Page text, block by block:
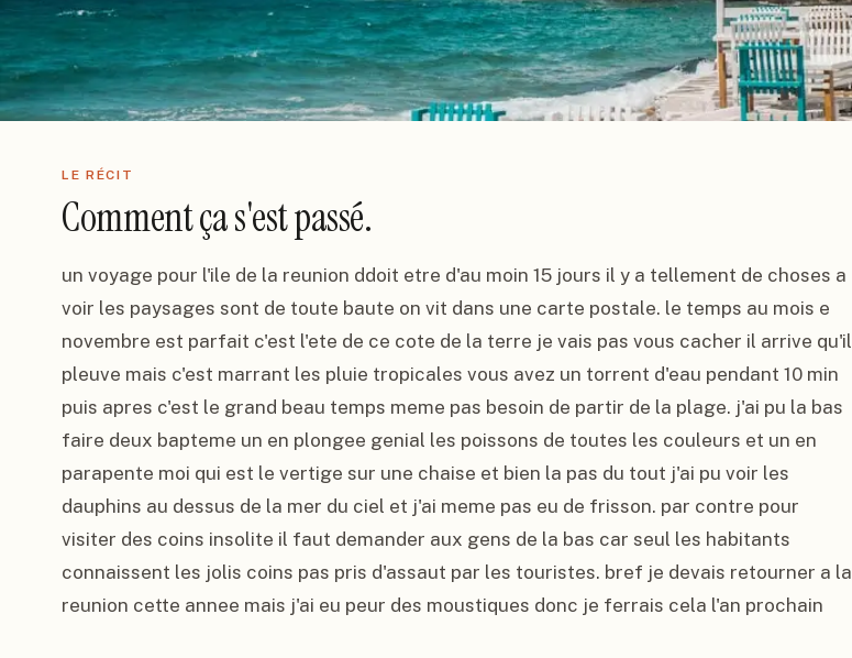
LE RÉCIT
Comment ça s'est passé.
un voyage pour l'ile de la reunion ddoit etre d'au moin 15 jours il y a tellement de choses a
voir les paysages sont de toute baute on vit dans une carte postale. le temps au mois e
novembre est parfait c'est l'ete de ce cote de la terre je vais pas vous cacher il arrive qu'il
pleuve mais c'est marrant les pluie tropicales vous avez un torrent d'eau pendant 10 min
puis apres c'est le grand beau temps meme pas besoin de partir de la plage. j'ai pu la bas
faire deux bapteme un en plongee genial les poissons de toutes les couleurs et un en
parapente moi qui est le vertige sur une chaise et bien la pas du tout j'ai pu voir les
dauphins au dessus de la mer du ciel et j'ai meme pas eu de frisson. par contre pour
visiter des coins insolite il faut demander aux gens de la bas car seul les habitants
connaissent les jolis coins pas pris d'assaut par les touristes. bref je devais retourner a la
reunion cette annee mais j'ai eu peur des moustiques donc je ferrais cela l'an prochain